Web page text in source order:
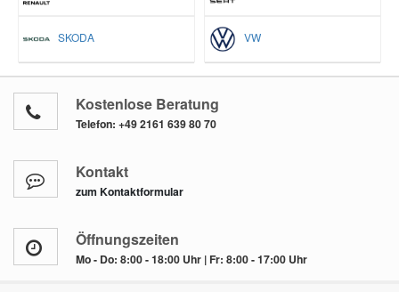
SKODA VW
Kostenlose Beratung
Telefon: +49 2161 639 80 70
Kontakt
zum Kontaktformular
Öffnungszeiten
Mo - Do: 8:00 - 18:00 Uhr | Fr: 8:00 - 17:00 Uhr